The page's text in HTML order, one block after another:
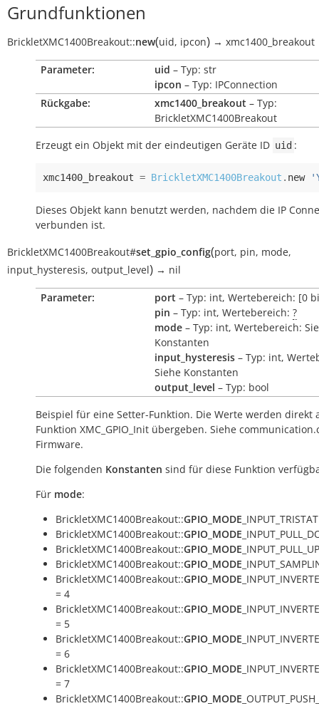
Grundfunktionen
BrickletXMC1400Breakout::new(uid, ipcon) → xmc1400_breakout
Parameter: uid – Typ: str
ipcon – Typ: IPConnection
Rückgabe:
xmc1400_breakout – Typ:
BrickletXMC1400Breakout
Erzeugt ein Objekt mit der eindeutigen Geräte ID uid :
xmc1400_breakout = BrickletXMC1400Breakout . new
Dieses Objekt kann benutzt werden, nachdem die IP
verbunden ist.
BrickletXMC1400Breakout#set_gpio_config(port, pin, mode,
input_hysteresis, output_level) → nil
Parameter: port – Typ: int, Wertebereich: [0
pin – Typ: int, Wertebereich: ?
mode – Typ: int, Wertebereich:
Konstanten
input_hysteresis – Typ: int,
Siehe Konstanten
output_level – Typ: bool
Beispiel für eine Setter-Funktion. Die Werte werden direkt
Funktion XMC_GPIO_Init übergeben. Siehe
Firmware.
Die folgenden Konstanten sind für diese Funktion
Für mode:
BrickletXMC1400Breakout::GPIO_MODE
BrickletXMC1400Breakout::GPIO_MODE
BrickletXMC1400Breakout::GPIO_MODE
BrickletXMC1400Breakout::GPIO_MODE
BrickletXMC1400Breakout::GPIO_MODE
= 4
BrickletXMC1400Breakout::GPIO_MODE
= 5
BrickletXMC1400Breakout::GPIO_MODE
= 6
BrickletXMC1400Breakout::GPIO_MODE
= 7
BrickletXMC1400Breakout::GPIO_MODE